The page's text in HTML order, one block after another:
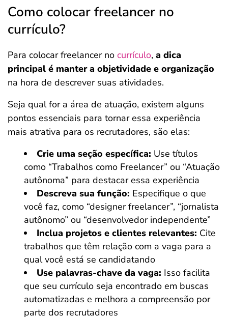
Como colocar freelancer no
currículo?
Para colocar freelancer no currículo, a dica
principal é manter a objetividade e organização
na hora de descrever suas atividades.
Seja qual for a área de atuação, existem alguns
pontos essenciais para tornar essa experiência
mais atrativa para os recrutadores, são elas:
Crie uma seção específica: Use títulos
como “Trabalhos como Freelancer” ou “Atuação
autônoma” para destacar essa experiência
Descreva sua função: Especifique o que
você faz, como “designer freelancer”, “jornalista
autônomo” ou “desenvolvedor independente”
Inclua projetos e clientes relevantes: Cite
trabalhos que têm relação com a vaga para a
qual você está se candidatando
Use palavras-chave da vaga: Isso facilita
que seu currículo seja encontrado em buscas
automatizadas e melhora a compreensão por
parte dos recrutadores